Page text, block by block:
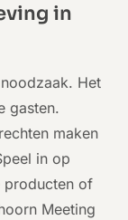
in
Het
gasten.
maken
in op
producten of
Meeting